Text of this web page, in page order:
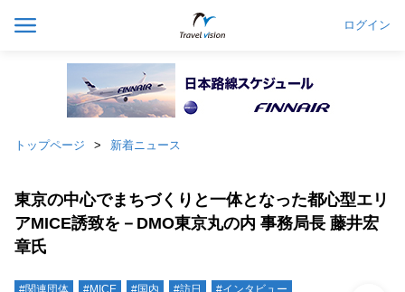
ログイン
トップページ 新着ニュース
東京の中心でまちづくりと一体となった都心型エリ
アMICE誘致を－DMO東京丸の内 事務局長 藤井宏
章氏
#関連団体 #MICE #国内 #訪日 #インタビュー